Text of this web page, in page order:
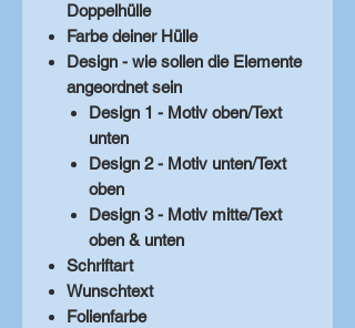
Doppelhülle
Farbe deiner Hülle
Design - wie sollen die Elemente
angeordnet sein
Design 1 - Motiv oben/Text
unten
Design 2 - Motiv unten/Text
oben
Design 3 - Motiv mitte/Text
oben & unten
Schriftart
Wunschtext
Folienfarbe